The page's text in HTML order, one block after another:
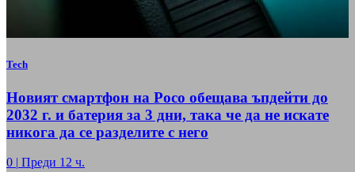
Tech
Новият смартфон на Poco обещава ъпдейти до
2032 г. и батерия за 3 дни, така че да не искате
никога да се разделите с него
0 | Преди 12 ч.